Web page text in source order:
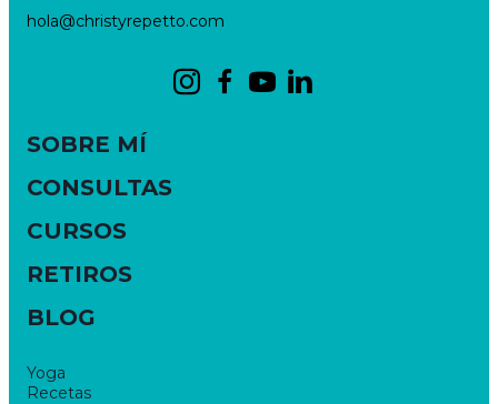
hola@christyrepetto.com
SOBRE MÍ
CONSULTAS
CURSOS
RETIROS
BLOG
Yoga
Recetas